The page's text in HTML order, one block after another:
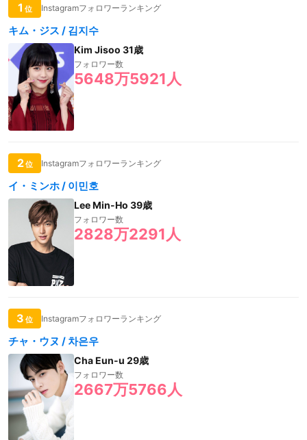
1 位 Instagramフォロワーランキング
キム・ジス / 김지수
Kim Jisoo 31歳
フォロワー数
5648万5921人
2位 Instagramフォロワーランキング
イ・ミンホ / 이민호
Lee Min-Ho 39歳
フォロワー数
2828万2291人
3 位 Instagramフォロワーランキング
チャ・ウヌ / 차은우
Cha Eun-u 29歳
フォロワー数
2667万5766人